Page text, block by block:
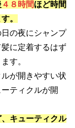
４８時間ほど時間
。
の夜にシャンプ
に定着するはず
す。
が開きやすい状
ティクルが開
キューティクル